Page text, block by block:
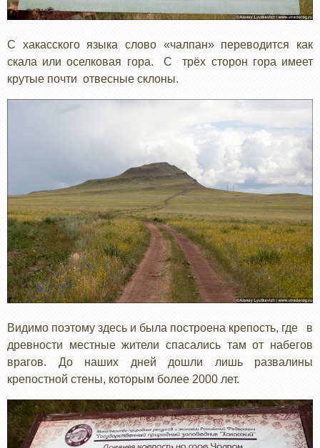
С хакасского языка слово «чалпан» переводится как
скала или оселковая гора. С трёх сторон гора имеет
крутые почти отвесные склоны.
Видимо поэтому здесь и была построена крепость, где в
древности местные жители спасались там от набегов
врагов. До наших дней дошли лишь развалины
крепостной стены, которым более 2000 лет.